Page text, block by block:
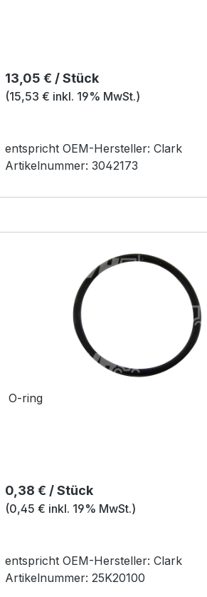
Regulärer Preis:
13,05 € / Stück
(15,53 € inkl. 19% MwSt.)
entspricht OEM-Hersteller: Clark
Artikelnummer: 3042173
O-ring
Regulärer Preis:
0,38 € / Stück
(0,45 € inkl. 19% MwSt.)
entspricht OEM-Hersteller: Clark
Artikelnummer: 25K20100